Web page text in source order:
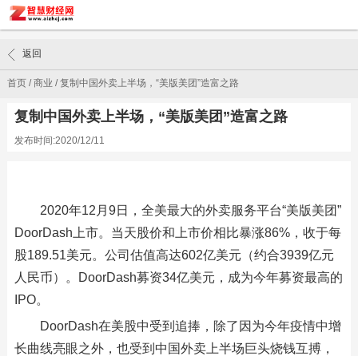
首页/商业 /复制中国外卖上半场，“美版美团”造富之路
返回
复制中国外卖上半场，“美版美团”造富之路
发布时间:2020/12/11
2020年12月9日，全美最大的外卖服务平台“美版美团”
DoorDash上市。当天股价和上市价相比暴涨86%，收于每
股189.51美元。公司估值高达602亿美元（约合3939亿元
人民币）。DoorDash募资34亿美元，成为今年募资最高的
IPO。
DoorDash在美股中受到追捧，除了因为今年疫情中增
长曲线亮眼之外，也受到中国外卖上半场巨头烧钱互搏，